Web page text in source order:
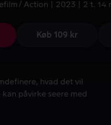
Action 2023 2 t. 14
Køb 109 kr
hvad det vil sige
hvad det vil
påvirke seere med